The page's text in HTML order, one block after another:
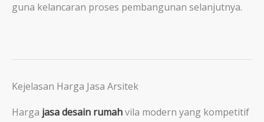
guna kelancaran proses pembangunan selanjutnya.
Kejelasan Harga Jasa Arsitek
Harga jasa desain rumahvila modern yang kompetitif